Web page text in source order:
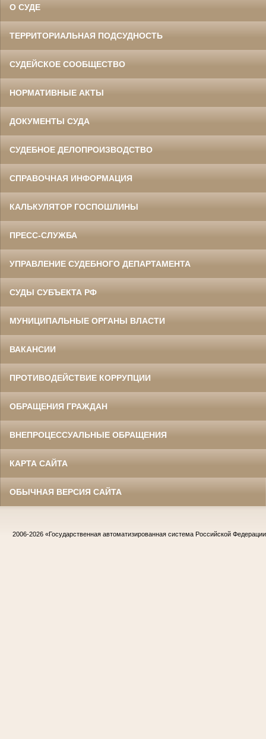
О СУДЕ
ТЕРРИТОРИАЛЬНАЯ ПОДСУДНОСТЬ
СУДЕЙСКОЕ СООБЩЕСТВО
НОРМАТИВНЫЕ АКТЫ
ДОКУМЕНТЫ СУДА
СУДЕБНОЕ ДЕЛОПРОИЗВОДСТВО
СПРАВОЧНАЯ ИНФОРМАЦИЯ
КАЛЬКУЛЯТОР ГОСПОШЛИНЫ
ПРЕСС-СЛУЖБА
УПРАВЛЕНИЕ СУДЕБНОГО ДЕПАРТАМЕНТА
СУДЫ СУБЪЕКТА РФ
МУНИЦИПАЛЬНЫЕ ОРГАНЫ ВЛАСТИ
ВАКАНСИИ
ПРОТИВОДЕЙСТВИЕ КОРРУПЦИИ
ОБРАЩЕНИЯ ГРАЖДАН
ВНЕПРОЦЕССУАЛЬНЫЕ ОБРАЩЕНИЯ
КАРТА САЙТА
ОБЫЧНАЯ ВЕРСИЯ САЙТА
2006-2026 «Государственная автоматизированная система Российской